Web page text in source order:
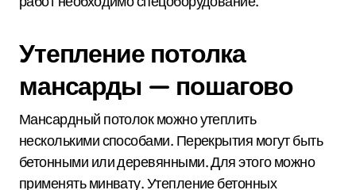
Утепление потолка
мансарды — пошагово
Мансардный потолок можно утеплить
несколькими способами. Перекрытия могут быть
бетонными или деревянными. Для этого можно
применять минвату. Утепление бетонных